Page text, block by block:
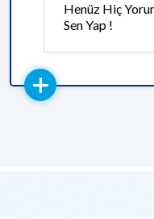
Henüz Hiç
Sen Yap !